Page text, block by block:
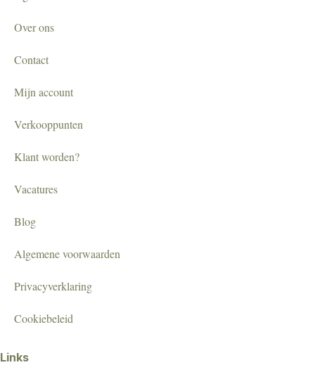
Over ons
Contact
Mijn account
Verkooppunten
Klant worden?
Vacatures
Blog
Algemene voorwaarden
Privacyverklaring
Cookiebeleid
Links